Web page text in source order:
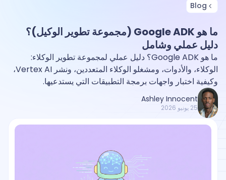
Blog
ما هو Google ADK (مجموعة تطوير الوكيل)؟
دليل عملي وشامل
ما هو Google ADK؟ دليل عملي لمجموعة تطوير الوكلاء:
الوكلاء، والأدوات، ومشغلو الوكلاء المتعددين، ونشر Vertex AI،
وكيفية اختبار واجهات برمجة التطبيقات التي يستدعيها.
Ashley Innocent
25 يونيو 2026